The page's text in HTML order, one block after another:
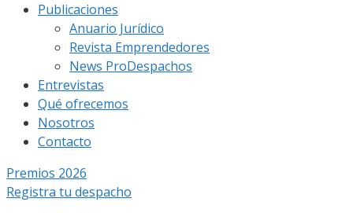
Publicaciones
Anuario Jurídico
Revista Emprendedores
News ProDespachos
Entrevistas
Qué ofrecemos
Nosotros
Contacto
Premios 2026
Registra tu despacho